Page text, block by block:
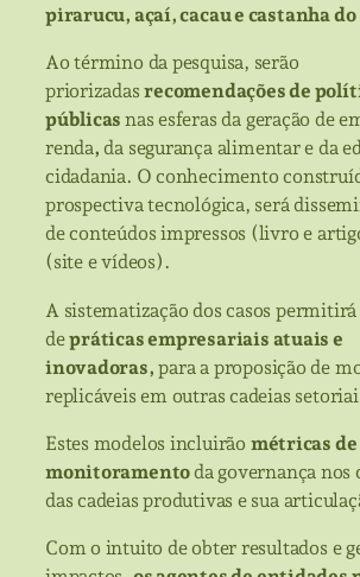
pirarucu, açaí, cacau e castanha
Ao término da pesquisa, serão
priorizadasrecomendações de
públicasnas esferas da geração de
renda, da segurança alimentar e da
cidadania. O conhecimento
prospectiva tecnológica, será
de conteúdos impressos (livro e
(site e vídeos).
A sistematização dos casos
depráticas empresariais atuais e
inovadoras, para a proposição de
replicáveis em outras cadeias
Estes modelos incluirão métricas de
monitoramentoda governança nos
das cadeias produtivas e sua
Com o intuito de obter resultados e